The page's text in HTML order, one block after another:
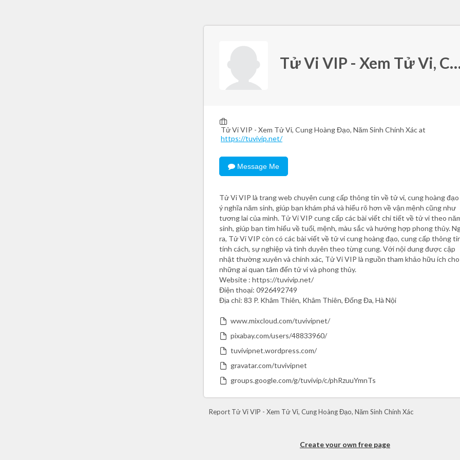
Tử Vi VIP - Xem Tử Vi, Cung
Tử Vi VIP - Xem Tử Vi, Cung Hoàng Đạo, Năm Sinh Chính Xác at
https://tuvivip.net/
Message Me
Tử Vi VIP là trang web chuyên cung cấp thông tin về tử vi, cung hoàng đạo
ý nghĩa năm sinh, giúp bạn khám phá và hiểu rõ hơn về vận mệnh cũng như
tương lai của mình. Tử Vi VIP cung cấp các bài viết chi tiết về tử vi theo
sinh, giúp bạn tìm hiểu về tuổi, mệnh, màu sắc và hướng hợp phong thủy.
ra, Tử Vi VIP còn có các bài viết về tử vi cung hoàng đạo, cung cấp thông
tính cách, sự nghiệp và tình duyên theo từng cung. Với nội dung được cập
nhật thường xuyên và chính xác, Tử Vi VIP là nguồn tham khảo hữu ích cho
những ai quan tâm đến tử vi và phong thủy.
Website : https://tuvivip.net/
Điện thoại: 0926492749
Địa chỉ: 83 P. Khâm Thiên, Khâm Thiên, Đống Đa, Hà Nội
www.mixcloud.com/tuvivipnet/
pixabay.com/users/48833960/
tuvivipnet.wordpress.com/
gravatar.com/tuvivipnet
groups.google.com/g/tuvivip/c/phRzuuYmnTs
Report Tử Vi VIP - Xem Tử Vi, Cung Hoàng Đạo, Năm Sinh Chính Xác
Create your own free page